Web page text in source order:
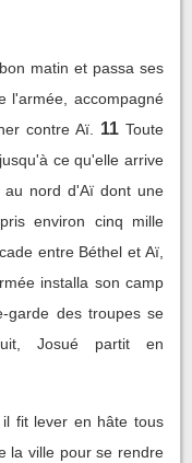
matin et passa ses
l'armée, accompagné
contre Aï.
11 Toute
ce qu'elle arrive
nord d'Aï dont une
environ cinq mille
entre Béthel et Aï,
installa son camp
garde des troupes se
Josué partit en
fit lever en hâte tous
la ville pour se rendre